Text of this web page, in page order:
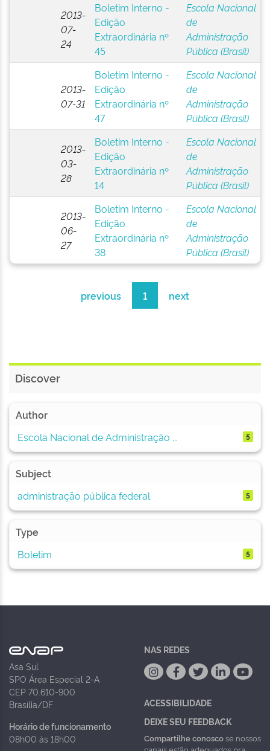
2013-
07-
24
Boletim Interno -
Edição
Extraordinária nº
45
Escola Nacional
de
Administração
Pública (Brasil)
2013-
07-31
Boletim Interno -
Edição
Extraordinária nº
47
Escola Nacional
de
Administração
Pública (Brasil)
2013-
03-
28
Boletim Interno -
Edição
Extraordinária nº
14
Escola Nacional
de
Administração
Pública (Brasil)
2013-
06-
27
Boletim Interno -
Edição
Extraordinária nº
38
Escola Nacional
de
Administração
Pública (Brasil)
previous 1 next
Discover
Author
Escola Nacional de Administração ...
5
Subject
administração pública federal
5
Type
Boletim
5
Asa Sul
SPO Área Especial 2-A
CEP 70.610-900
Brasília/DF
Horário de funcionamento
08h00 às 18h00
NAS REDES
ACESSIBILIDADE
DEIXE SEU FEEDBACK
Compartilhe conoscose nossos